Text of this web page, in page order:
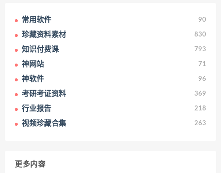
常用软件 90
珍藏资料素材 830
知识付费课 793
神网站 71
神软件 96
考研考证资料 369
行业报告 218
视频珍藏合集 263
更多内容